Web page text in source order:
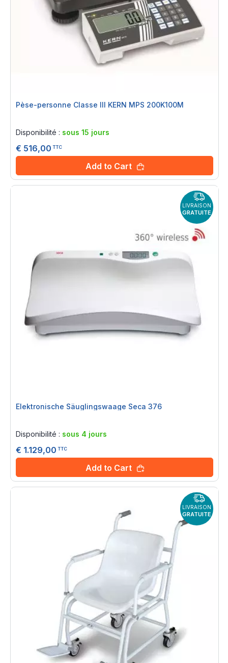
Pèse-personne Classe III KERN MPS 200K100M
Disponibilité : sous 15 jours
€ 516,00 TTC
Add to Cart
LIVRAISON
GRATUITE
Elektronische Säuglingswaage Seca 376
Disponibilité : sous 4 jours
€ 1.129,00 TTC
Add to Cart
LIVRAISON
GRATUITE